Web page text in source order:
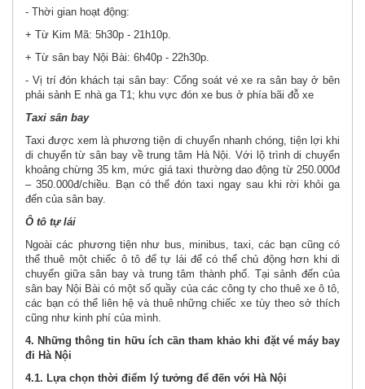
- Thời gian hoạt động:
+ Từ Kim Mã: 5h30p - 21h10p.
+ Từ sân bay Nội Bài: 6h40p - 22h30p.
- Vị trí đón khách tại sân bay: Cổng soát vé xe ra sân bay ở bên
phải sảnh E nhà ga T1; khu vực đón xe bus ở phía bãi đỗ xe
Taxi sân bay
Taxi được xem là phương tiện di chuyển nhanh chóng, tiện lợi khi
di chuyển từ sân bay về trung tâm Hà Nội. Với lộ trình di chuyển
khoảng chừng 35 km, mức giá taxi thường dao động từ 250.000đ
– 350.000đ/chiều. Bạn có thể đón taxi ngay sau khi rời khỏi ga
đến của sân bay.
Ô tô tự lái
Ngoài các phương tiện như bus, minibus, taxi, các bạn cũng có
thể thuê một chiếc ô tô để tự lái để có thể chủ động hơn khi di
chuyển giữa sân bay và trung tâm thành phố. Tại sảnh đến của
sân bay Nội Bài có một số quầy của các công ty cho thuê xe ô tô,
các bạn có thể liên hệ và thuê những chiếc xe tùy theo sở thích
cũng như kinh phí của mình.
4. Những thông tin hữu ích cần tham khảo khi đặt vé máy bay
đi Hà Nội
4.1. Lựa chọn thời điểm lý tưởng để đến với Hà Nội